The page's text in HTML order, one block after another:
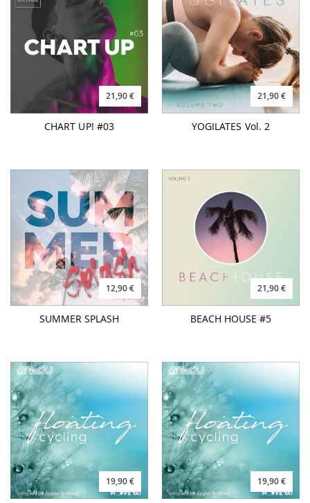
21,90 €
CHART UP! #03
21,90 €
YOGILATES Vol. 2
12,90 €
SUMMER SPLASH
21,90 €
BEACH HOUSE #5
19,90 € 19,90 €